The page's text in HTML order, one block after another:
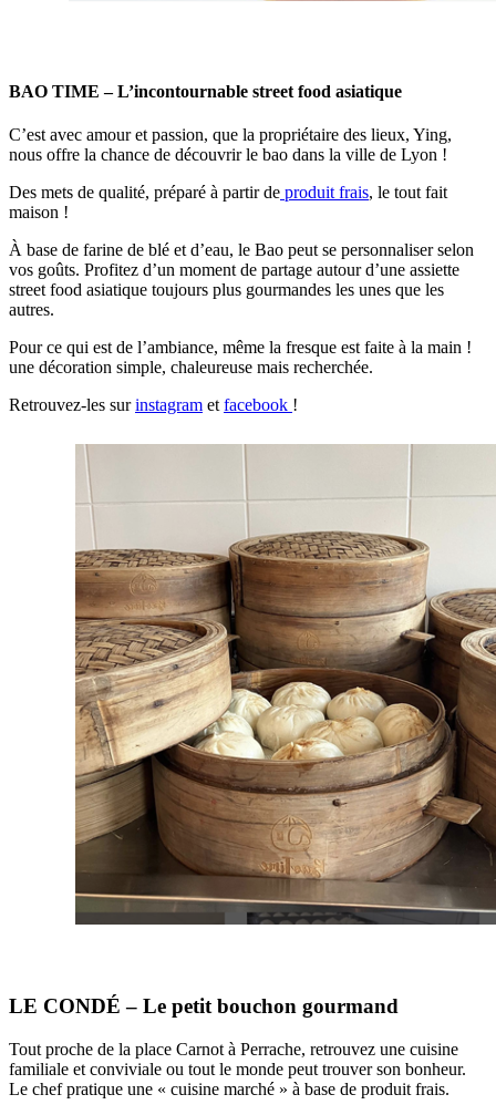
BAO TIME – L’incontournable street food asiatique
C’est avec amour et passion, que la propriétaire des lieux, Ying,
nous offre la chance de découvrir le bao dans la ville de Lyon !
Des mets de qualité, préparé à partir de produit frais, le tout fait
maison !
À base de farine de blé et d’eau, le Bao peut se personnaliser selon
vos goûts. Profitez d’un moment de partage autour d’une assiette
street food asiatique toujours plus gourmandes les unes que les
autres.
Pour ce qui est de l’ambiance, même la fresque est faite à la main !
une décoration simple, chaleureuse mais recherchée.
Retrouvez-les surinstagram et facebook !
LE CONDÉ – Le petit bouchon gourmand
Tout proche de la place Carnot à Perrache, retrouvez une cuisine
familiale et conviviale ou tout le monde peut trouver son bonheur.
Le chef pratique une « cuisine marché » à base de produit frais.